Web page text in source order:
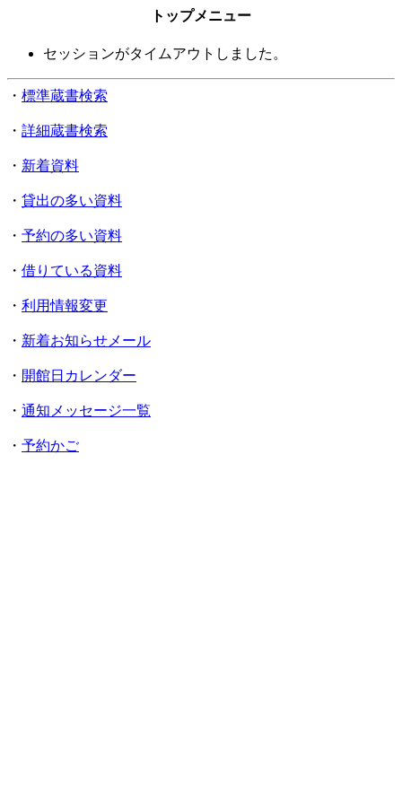
トップメニュー
セッションがタイムアウトしました。
・ 標準蔵書検索
・ 詳細蔵書検索
・ 新着資料
・ 貸出の多い資料
・ 予約の多い資料
・ 借りている資料
・ 利用情報変更
・ 新着お知らせメール
・ 開館日カレンダー
・ 通知メッセージ一覧
・ 予約かご